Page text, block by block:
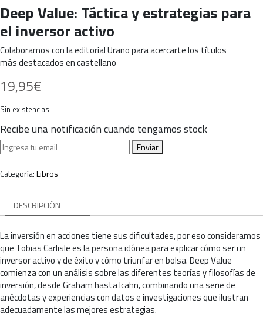
Deep Value: Táctica y estrategias para
el inversor activo
Colaboramos con la editorial Urano para acercarte los títulos
más destacados en castellano
19,95€
Sin existencias
Recibe una notificación cuando tengamos stock
Enviar
Categoría:Libros
DESCRIPCIÓN
La inversión en acciones tiene sus dificultades, por eso consideramos
que Tobias Carlisle es la persona idónea para explicar cómo ser un
inversor activo y de éxito y cómo triunfar en bolsa. Deep Value
comienza con un análisis sobre las diferentes teorías y filosofías de
inversión, desde Graham hasta Icahn, combinando una serie de
anécdotas y experiencias con datos e investigaciones que ilustran
adecuadamente las mejores estrategias.